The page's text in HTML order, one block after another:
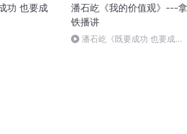
功 也要成
潘石屹《我的价值观》---拿
铁播讲
潘石屹《既要成功 也要成